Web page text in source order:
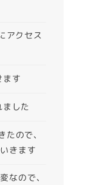
アクセス
ます
した
ので、
きます
なので、